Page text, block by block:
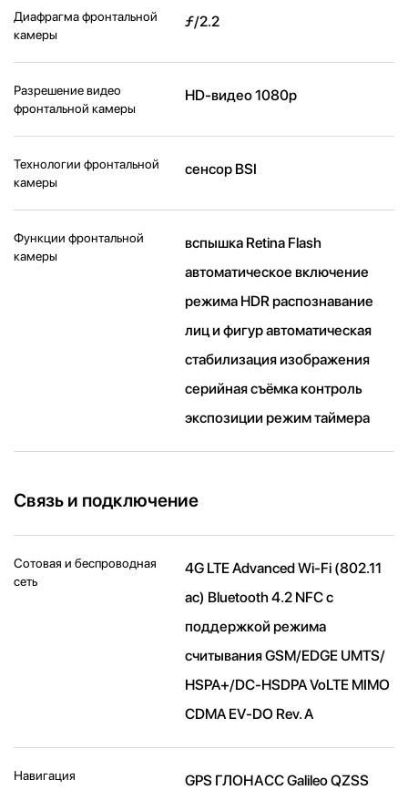
Диафрагма фронтальной
камеры
ƒ/2.2
Разрешение видео
фронтальной камеры
HD-видео 1080p
Технологии фронтальной
камеры
сенсор BSI
Функции фронтальной
камеры
вспышка Retina Flash
автоматическое включение
режима HDR распознавание
лиц и фигур автоматическая
стабилизация изображения
серийная съëмка контроль
экспозиции режим таймера
Связь и подключение
Сотовая и беспроводная
сеть
4G LTE Advanced Wi-Fi (802.11​
ac) Bluetooth 4.2 NFC с
поддержкой режима
считывания GSM/EDGE UMTS/​
HSPA+/​DC-HSDPA VoLTE MIMO
CDMA EV-DO Rev. A
Навигация GPS ГЛОНАСС Galileo QZSS